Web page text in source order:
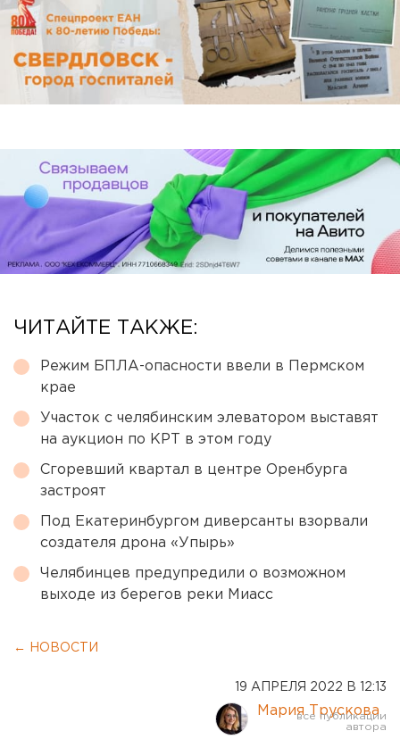
ЧИТАЙТЕ ТАКЖЕ:
Режим БПЛА-опасности ввели в Пермском
крае
Участок с челябинским элеватором выставят
на аукцион по КРТ в этом году
Сгоревший квартал в центре Оренбурга
застроят
Под Екатеринбургом диверсанты взорвали
создателя дрона «Упырь»
Челябинцев предупредили о возможном
выходе из берегов реки Миасс
← НОВОСТИ
19 АПРЕЛЯ 2022 В 12:13
Мария Трускова